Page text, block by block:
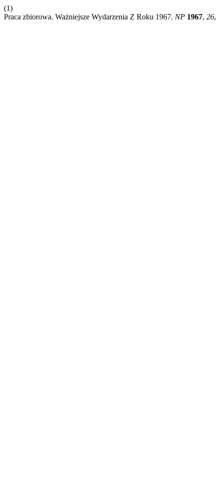
(1)
Praca zbiorowa. Ważniejsze Wydarzenia Z Roku 1967. NP 1967, 26